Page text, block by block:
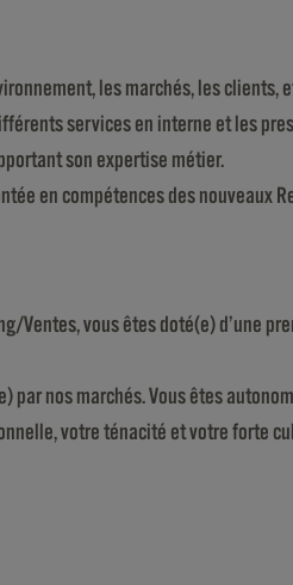
les marchés, les clients,
services en interne et les
son expertise métier.
en compétences des nouveaux
Ventes, vous êtes doté(e) d’une
par nos marchés. Vous êtes
votre ténacité et votre forte